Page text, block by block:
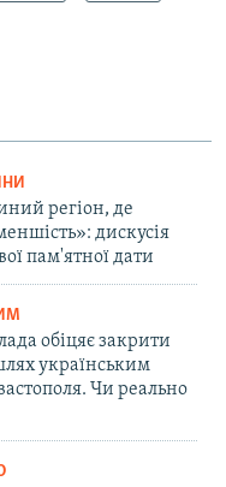
регіон, де
дискусія
пам'ятної дати
обіцяє закрити
українським
Чи реально